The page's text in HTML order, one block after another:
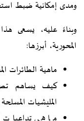
ومدى إمكانية ضبط
وبناءً عليه، يسعى
المحورية، أبرزها:
ماهية الطائرات
كيف يساهم
المليشيات